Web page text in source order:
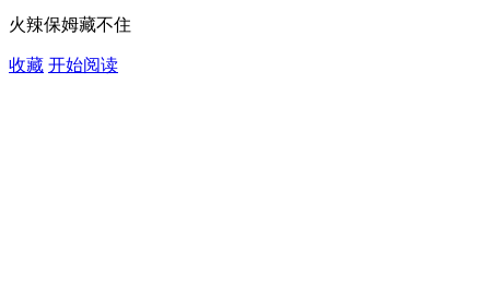
火辣保姆藏不住
收藏 开始阅读